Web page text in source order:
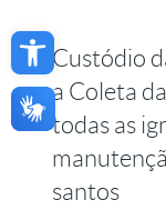
Open toolbar
Custódio
a Coleta
todas as
santos